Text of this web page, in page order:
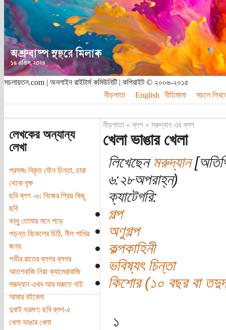
সচলায়তন.com | অনলাইন রাইটার্স কমিউনিটি | কপিরাইট © ২০০৬-২০১৫
নীড়পাতা
English নীতিমালা সচলে
লেখকের অন্যান্য
লেখা
প্রসঙ্গঃ বিকৃত যৌন চিন্তা, চারা
থেকে বৃক্ষ
ছবি ব্লগ -৬: নিজের প্রিয় কিছু
ছবি
বন্ধু তোমায় মনে পড়ে
পড়ন্ত বিকেলের চিঠি, নীল পাখির
জন্য
গভীর রাতের ব্লগর ব্লগর
আতশবাজি নিয়া ক্যামেরাবাজি
মরূদ্যান এখন আর মরুতে নাই
আমার বইবেলা
দুবাই ভ্রমণ: ছবি ব্লগ-৫
খেলা ভাঙার খেলা
নীড়পাতা»ব্লগ» মরুদ্যান এর ব্লগ
খেলা ভাঙার খেলা
লিখেছেনমরুদ্যান
৬:২৮অপরাহ্ন)
ক্যাটেগরি:
গল্প
অণুগল্প
কল্পকাহিনী
ভবিষ্যৎ চিন্তা
কিশোর (১০ বছর বা
১